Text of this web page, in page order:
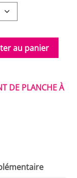
au panier
DE PLANCHE À